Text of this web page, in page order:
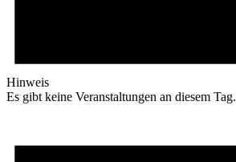
Hinweis
Es gibt keine Veranstaltungen an diesem Tag.